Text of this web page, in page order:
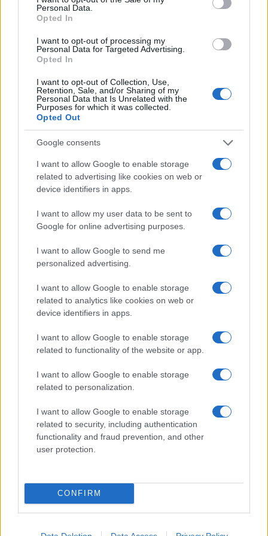
Personal Data.
Opted In
I want to opt-out of processing my
Personal Data for Targeted Advertising.
Opted In
I want to opt-out of Collection, Use,
Retention, Sale, and/or Sharing of my
Personal Data that Is Unrelated with the
Purposes for which it was collected.
Opted Out
Google consents
I want to allow Google to enable storage
related to advertising like cookies on web or
device identifiers in apps.
I want to allow my user data to be sent to
Google for online advertising purposes.
I want to allow Google to send me
personalized advertising.
I want to allow Google to enable storage
related to analytics like cookies on web or
device identifiers in apps.
I want to allow Google to enable storage
related to functionality of the website or app.
I want to allow Google to enable storage
related to personalization.
I want to allow Google to enable storage
related to security, including authentication
functionality and fraud prevention, and other
user protection.
CONFIRM
per preparare burger vegetali. Questa versatilità
non solo arricchisce il menu, ma stimola anche la
creatività in cucina. Ricordate che un
meal prep
ben fatto non deve essere noioso, ma
combinazioni.
AUTORE
Redazione